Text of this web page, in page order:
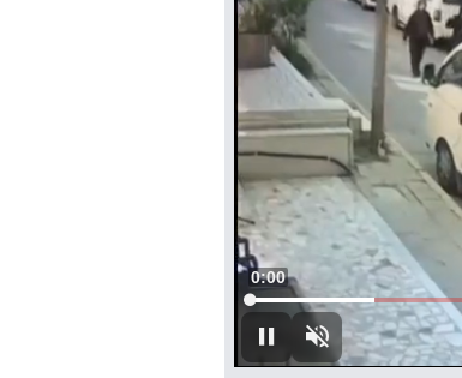
DuraklatSesi
Aç
Süre
0:01
Yüklendi:
25.13%